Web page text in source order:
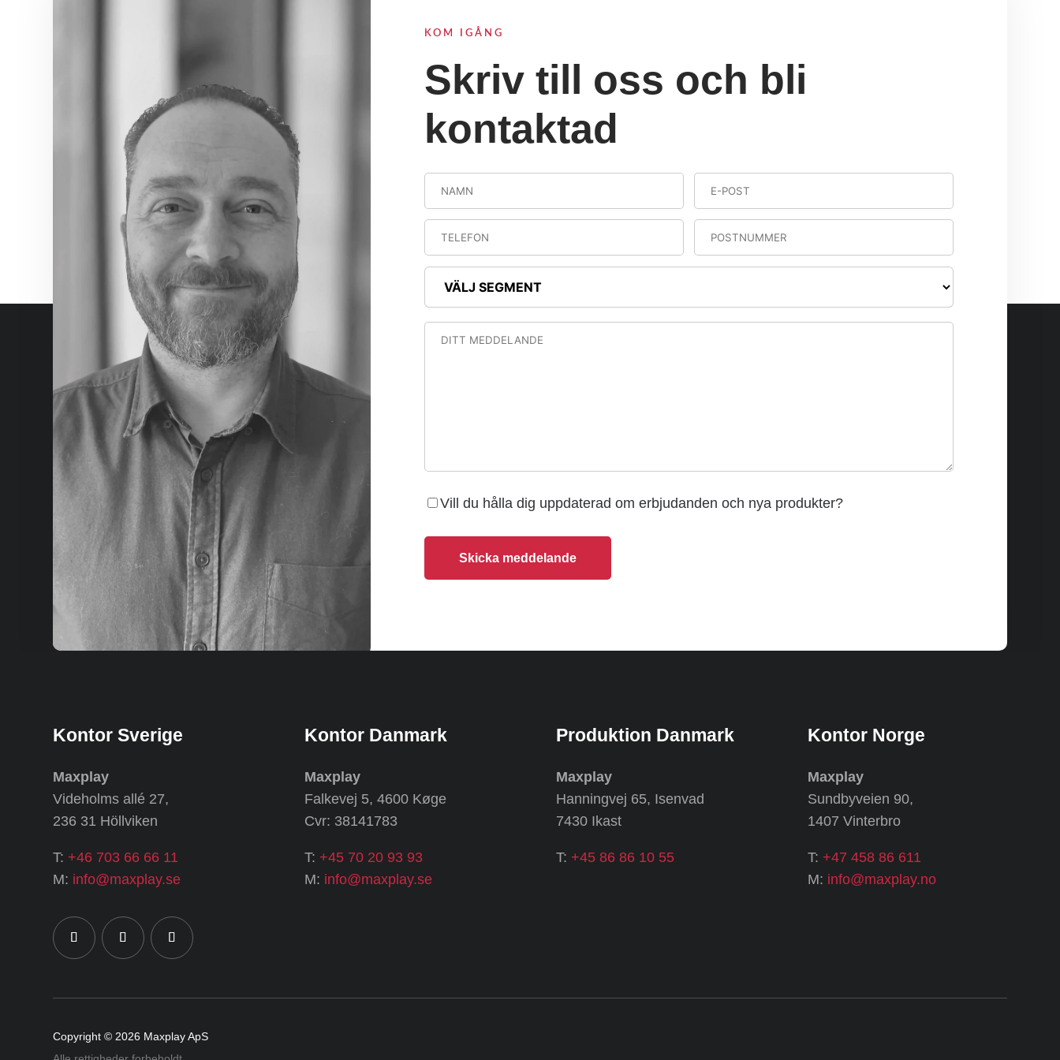
KOM IGÅNG
Skriv till oss och bli
kontaktad
Vill du hålla dig uppdaterad om erbjudanden och nya produkter?
Skicka meddelande
Kontor Sverige
Maxplay
Videholms allé 27,
236 31 Höllviken
T: +46 703 66 66 11
M: info@maxplay.se
Kontor Danmark
Maxplay
Falkevej 5, 4600 Køge
Cvr: 38141783
T: +45 70 20 93 93
M: info@maxplay.se
Produktion Danmark
Maxplay
Hanningvej 65, Isenvad
7430 Ikast
T: +45 86 86 10 55
Kontor Norge
Maxplay
Sundbyveien 90,
1407 Vinterbro
T: +47 458 86 611
M: info@maxplay.no
Copyright © 2026 Maxplay ApS